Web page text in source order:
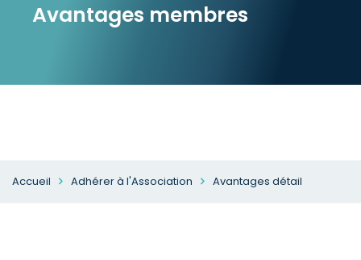
Avantages membres
Accueil Adhérer à l'Association Avantages détail